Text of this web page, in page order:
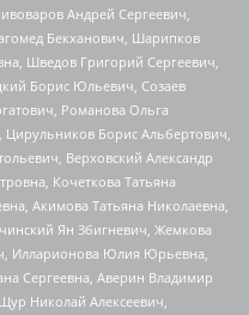
Андрей Сергеевич,
Бекханович, Шарипков
Шведов Григорий Сергеевич,
Борис Юльевич, Созаев
Романова Ольга
Цирульников Борис Альбертович,
Верховский Александр
Кочеткова Татьяна
Акимова Татьяна Николаевна,
Ян Збигневич, Жемкова
Илларионова Юлия Юрьевна,
Сергеевна, Аверин Владимир
Николай Алексеевич,